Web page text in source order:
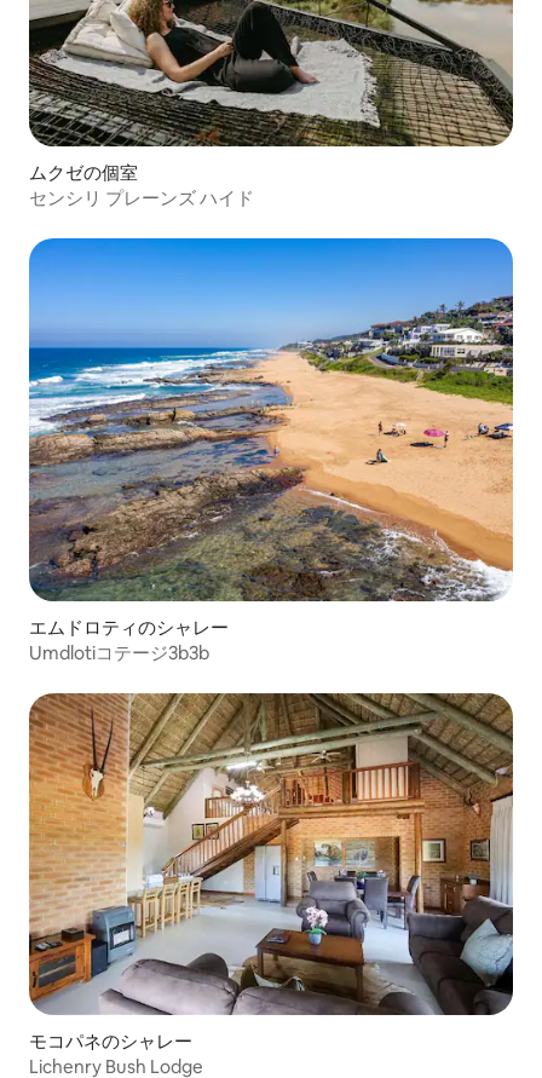
ムクゼの個室
センシリ プレーンズ ハイド
エムドロティのシャレー
Umdlotiコテージ3b3b
モコパネのシャレー
Lichenry Bush Lodge